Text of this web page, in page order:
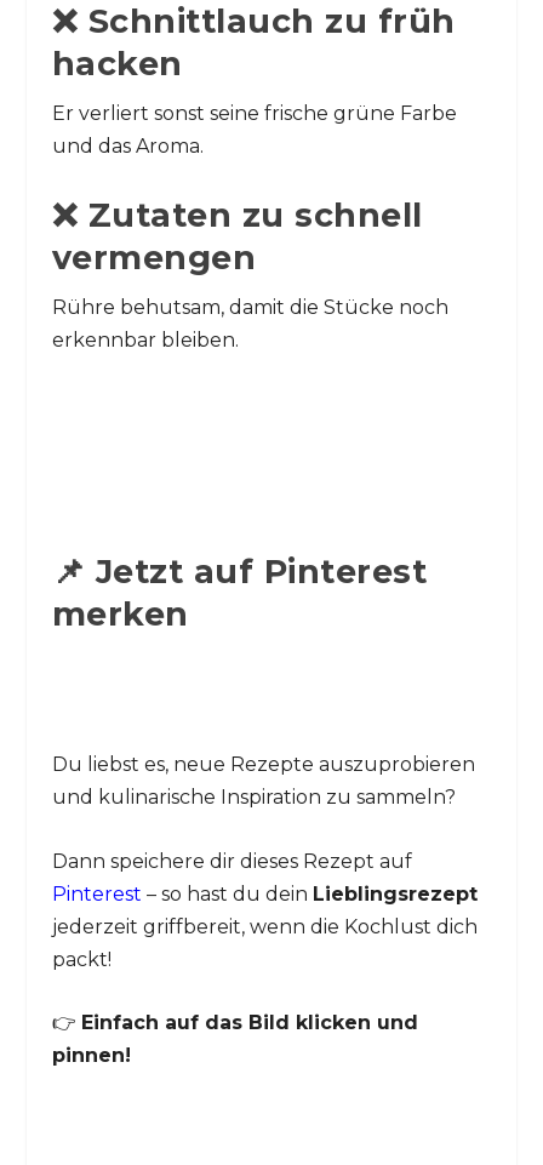
❌ Schnittlauch zu früh
hacken
Er verliert sonst seine frische grüne Farbe
und das Aroma.
❌ Zutaten zu schnell
vermengen
Rühre behutsam, damit die Stücke noch
erkennbar bleiben.
📌 Jetzt auf Pinterest
merken
Du liebst es, neue Rezepte auszuprobieren
und kulinarische Inspiration zu sammeln?
Dann speichere dir dieses Rezept auf
Pinterest – so hast du dein Lieblingsrezept
jederzeit griffbereit, wenn die Kochlust dich
packt!
👉 Einfach auf das Bild klicken und
pinnen!